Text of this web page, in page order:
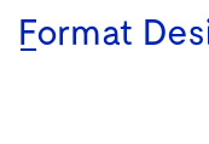
Format